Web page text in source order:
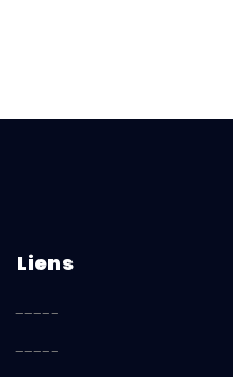
Liens
-----
-----